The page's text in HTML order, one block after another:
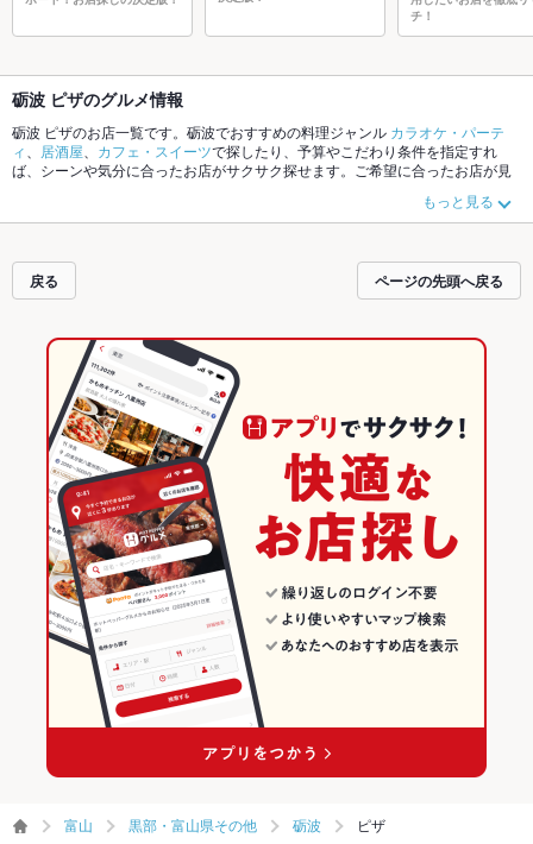
チ！
砺波 ピザのグルメ情報
砺波 ピザのお店一覧です。砺波でおすすめの料理ジャンル カラオケ・パーテ
ィ
居酒屋 カフェ・スイーツで探したり、予算やこだわり条件を指定すれ
ば、シーンや気分に合ったお店がサクサク探せます。ご希望に合ったお店が見
さい。ホットペッパーグルメなら、お得なクーポンはもちろん、こだわりメニ
ュー馬刺し、お茶漬け、オムライスや季節のおすすめ料理など、お店の最新情
店も拡大中です。友達どうしの飲み会にも、会社の宴会にも、デートやパーテ
ィーにもお得に便利にホットペッパーグルメをご利用ください。
もっと見る
戻る ページの先頭へ戻る
富山 黒部・富山県その他 砺波 ピザ